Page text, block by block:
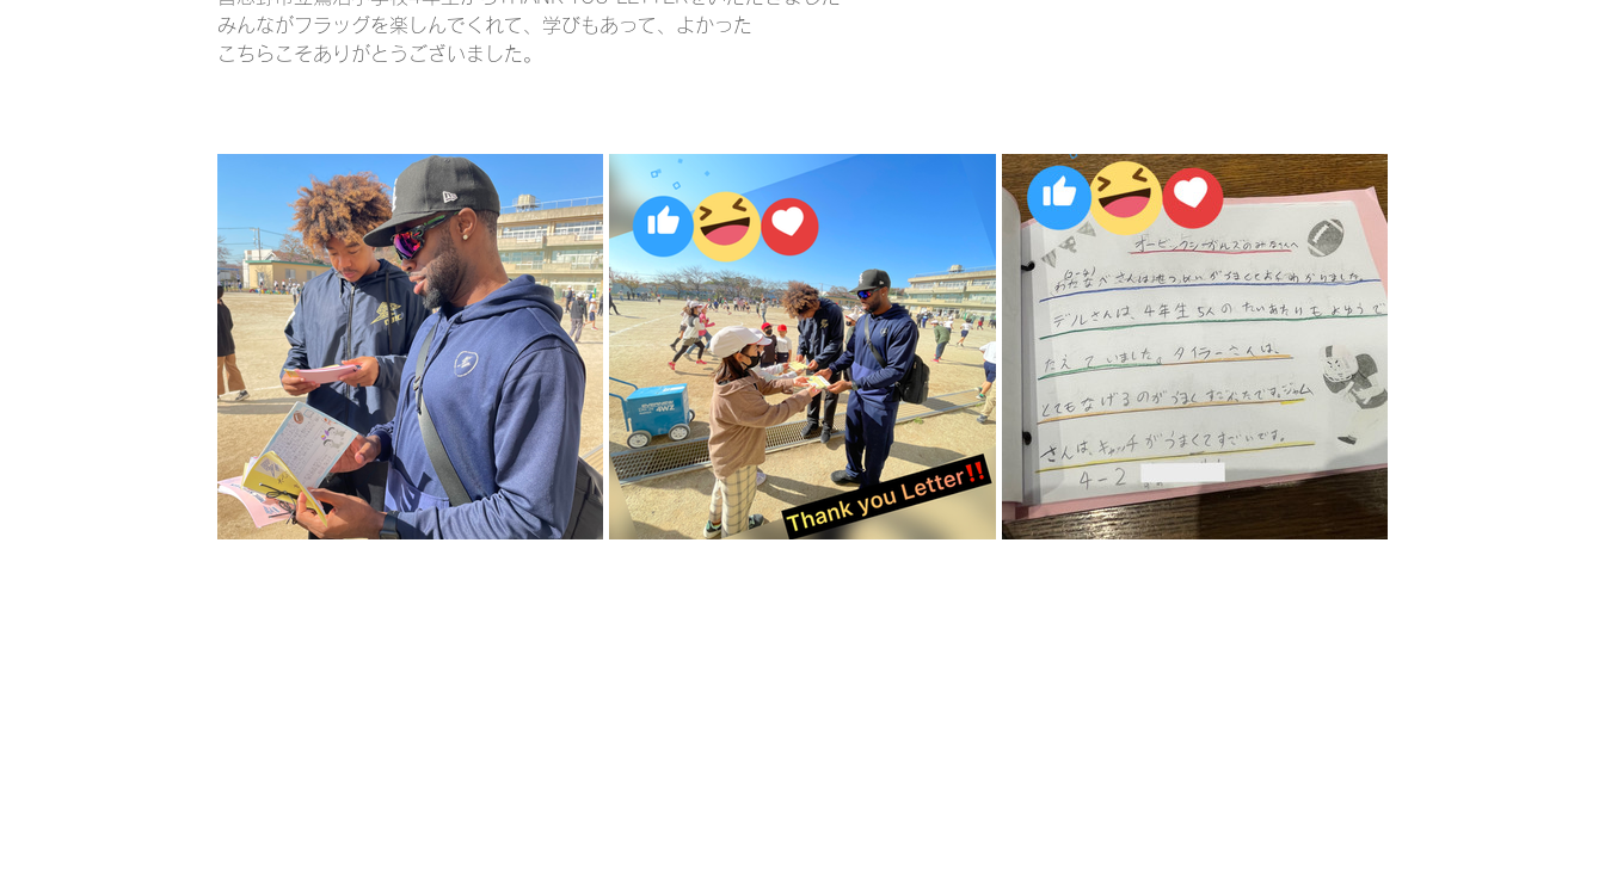
みんながフラッグを楽しんでくれて、学びもあって、よかった
こちらこそありがとうございました。